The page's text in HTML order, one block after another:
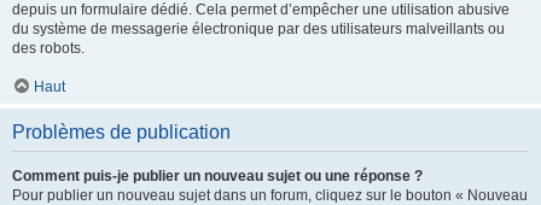
depuis un formulaire dédié. Cela permet d’empêcher une utilisation abusive
du système de messagerie électronique par des utilisateurs malveillants ou
des robots.
Haut
Problèmes de publication
Comment puis-je publier un nouveau sujet ou une réponse ?
Pour publier un nouveau sujet dans un forum, cliquez sur le bouton « Nouveau